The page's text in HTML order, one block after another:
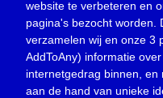
Media(156)
Nieuws (23.330)
Oproep(734)
Overlijden(39)
website te verbeteren en
pagina's bezocht worden.
verzamelen wij en onze 3
AddToAny) informatie
internetgedrag binnen, en
aan de hand van unieke